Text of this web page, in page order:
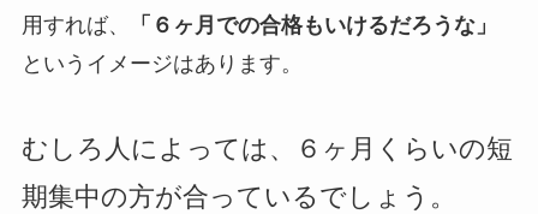
用すれば、
「６ヶ月での合格もいけるだろうな」
というイメージはあります。
むしろ人によっては、６ヶ月くらいの短
期集中の方が合っているでしょう。